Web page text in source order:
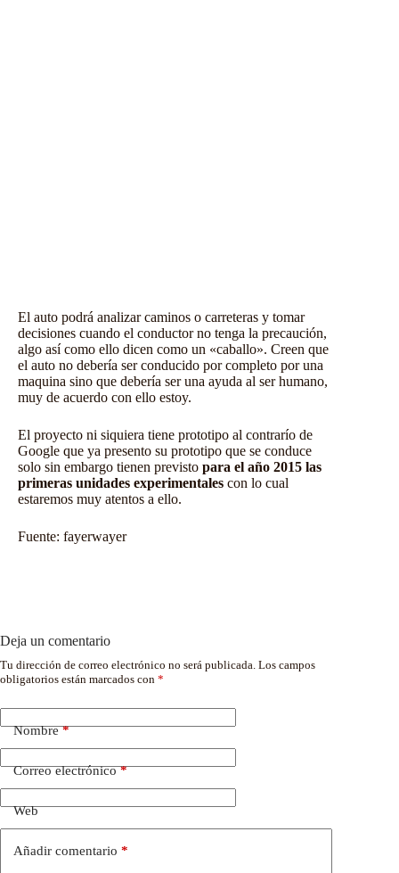
El auto podrá analizar caminos o carreteras y tomar
decisiones cuando el conductor no tenga la precaución,
algo así como ello dicen como un «caballo». Creen que
el auto no debería ser conducido por completo por una
maquina sino que debería ser una ayuda al ser humano,
muy de acuerdo con ello estoy.
El proyecto ni siquiera tiene prototipo al contrarío de
Google que ya presento su prototipo que se conduce
solo sin embargo tienen previsto para el año 2015 las
primeras unidades experimentales con lo cual
estaremos muy atentos a ello.
Fuente: fayerwayer
Deja un comentario
Tu dirección de correo electrónico no será publicada. Los campos
obligatorios están marcados con *
Nombre*
Correo electrónico*
Web
Añadir comentario *